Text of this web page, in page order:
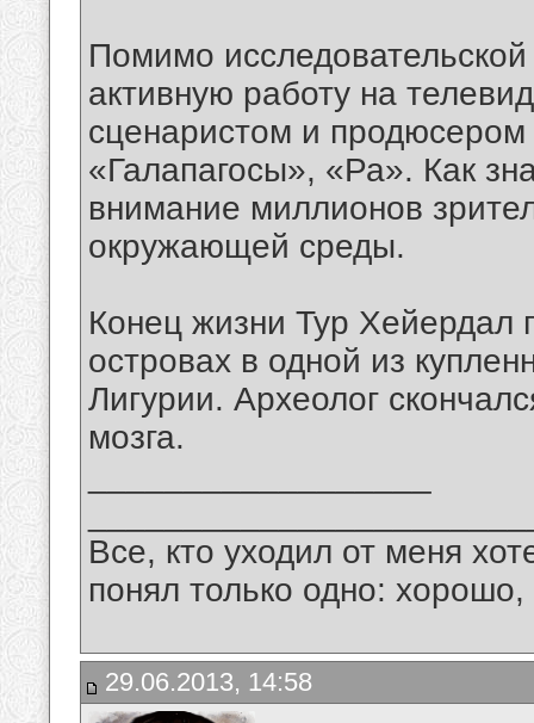
Помимо
активную работу на
сценаристом и
«Галапагосы», «Ра». Как
внимание миллионов
окружающей среды.
Конец жизни Тур Хейердал
островах в одной из
Лигурии. Археолог
мозга.
Все, кто уходил от меня
понял только одно:
29.06.2013, 14:58